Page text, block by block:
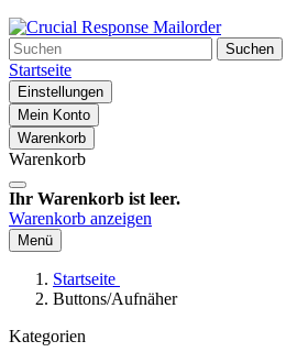
Suchen
Startseite
Einstellungen
Mein Konto
Warenkorb
Warenkorb
Ihr Warenkorb ist leer.
Warenkorb anzeigen
Menü
Startseite
Buttons/Aufnäher
Kategorien